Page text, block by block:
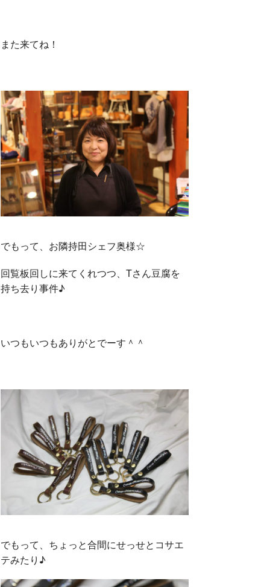
また来てね！
でもって、お隣持田シェフ奥様☆
回覧板回しに来てくれつつ、Tさん豆腐を
持ち去り事件♪
いつもいつもありがとでーす＾＾
でもって、ちょっと合間にせっせとコサエ
テみたり♪